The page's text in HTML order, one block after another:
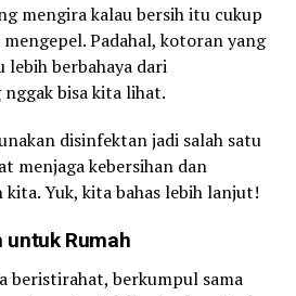
mengira kalau bersih itu cukup
Padahal, kotoran yang
berbahaya dari
bisa kita lihat.
disinfektan jadi salah satu
menjaga kebersihan dan
Yuk, kita bahas lebih lanjut!
untuk Rumah
beristirahat, berkumpul sama